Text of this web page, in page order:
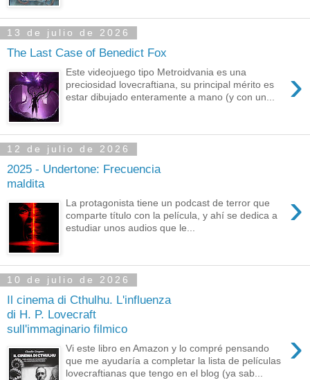
13 de julio de 2026
The Last Case of Benedict Fox
›
Este videojuego tipo Metroidvania es una
preciosidad lovecraftiana, su principal mérito es
estar dibujado enteramente a mano (y con un...
12 de julio de 2026
2025 - Undertone: Frecuencia
maldita
›
La protagonista tiene un podcast de terror que
comparte título con la película, y ahí se dedica a
estudiar unos audios que le...
10 de julio de 2026
Il cinema di Cthulhu. L'influenza
di H. P. Lovecraft
sull'immaginario filmico
›
Vi este libro en Amazon y lo compré pensando
que me ayudaría a completar la lista de películas
lovecraftianas que tengo en el blog (ya sab...